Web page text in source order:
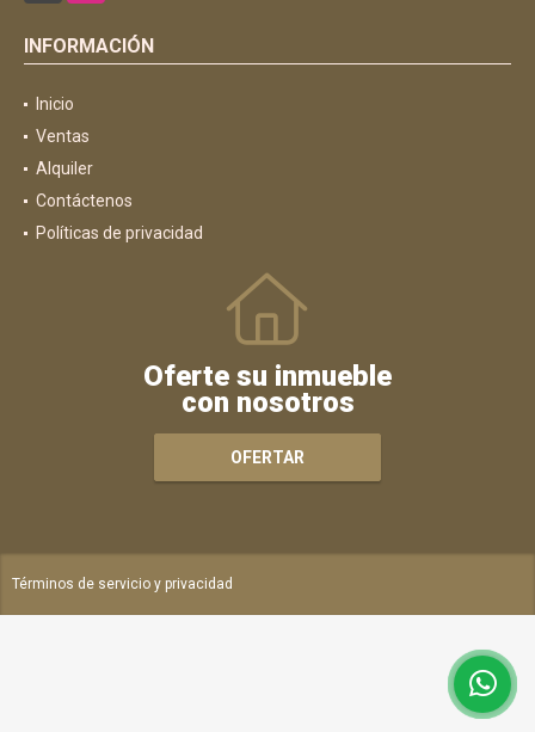
INFORMACIÓN
Inicio
Ventas
Alquiler
Contáctenos
Políticas de privacidad
Oferte su inmueble
con nosotros
OFERTAR
Términos de servicio y privacidad